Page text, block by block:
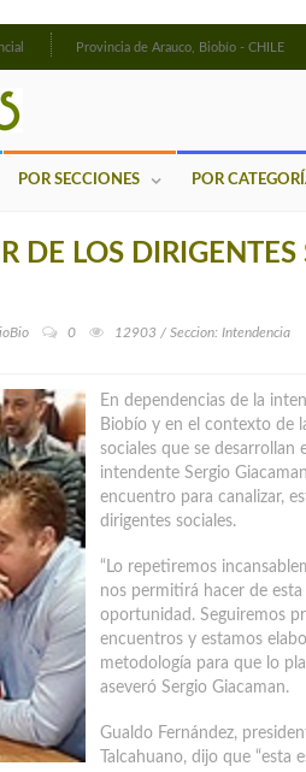
Provincia de Arauco, Biobío - CHILE
POR SECCIONES POR
DE LOS DIRIGENTES
0 12903 / Seccion: Intendencia
En dependencias de la
Biobío y en el contexto de
sociales que se desarrollan
intendente Sergio
encuentro para canalizar,
dirigentes sociales.
“Lo repetiremos
nos permitirá hacer de esta
oportunidad. Seguiremos
encuentros y estamos
metodología para que lo
aseveró Sergio Giacaman.
Gualdo Fernández,
Talcahuano, dijo que “esta